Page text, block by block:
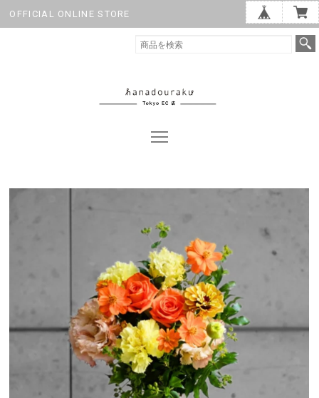
OFFICIAL ONLINE STORE